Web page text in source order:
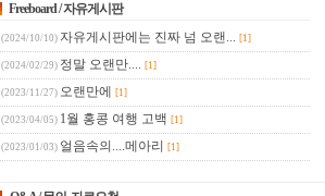
Freeboard / 자유게시판
(2024/10/10) 자유게시판에는 진짜 넘 오랜... [1]
(2024/02/29) 정말 오랜만.... [1]
(2023/11/27) 오랜만에 [1]
(2023/04/05) 1월 홍콩 여행 고백 [1]
(2023/01/03) 얼음속의....메아리 [1]